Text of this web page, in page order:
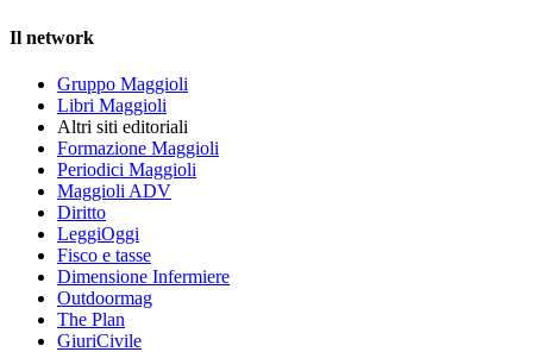
Il network
Gruppo Maggioli
Libri Maggioli
Altri siti editoriali
Formazione Maggioli
Periodici Maggioli
Maggioli ADV
Diritto
LeggiOggi
Fisco e tasse
Dimensione Infermiere
Outdoormag
The Plan
GiuriCivile